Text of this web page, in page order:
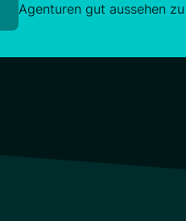
Agenturen gut aussehen